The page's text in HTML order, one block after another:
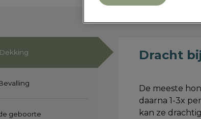
Dekking
geboorte
Dracht
De meeste
daarna 1-3x
kan ze